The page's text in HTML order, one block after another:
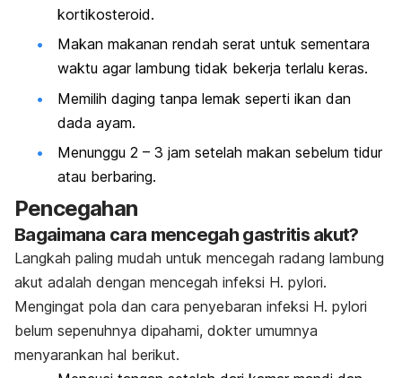
kortikosteroid.
Makan makanan rendah serat untuk sementara
waktu agar lambung tidak bekerja terlalu keras.
Memilih daging tanpa lemak seperti ikan dan
dada ayam.
Menunggu 2 – 3 jam setelah makan sebelum tidur
atau berbaring.
Pencegahan
Bagaimana cara mencegah gastritis akut?
Langkah paling mudah untuk mencegah radang lambung
akut adalah dengan mencegah infeksi H. pylori.
Mengingat pola dan cara penyebaran infeksi H. pylori
belum sepenuhnya dipahami, dokter umumnya
menyarankan hal berikut.